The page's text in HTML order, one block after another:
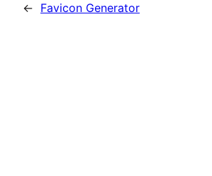
← Favicon Generator